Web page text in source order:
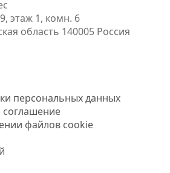
этаж 1, комн. 6
область 140005 Россия
персональных данных
соглашение
файлов cookie